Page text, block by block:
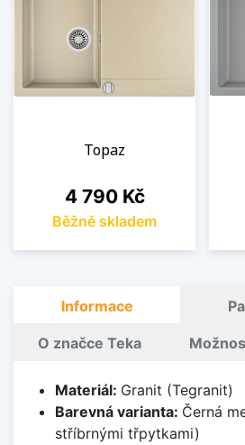
Topaz
Cena
4 790 Kč
Běžně skladem
Informace
O značce Teka
Materiál: Granit (Tegranit)
Barevná varianta: Černá
stříbrnými třpytkami)